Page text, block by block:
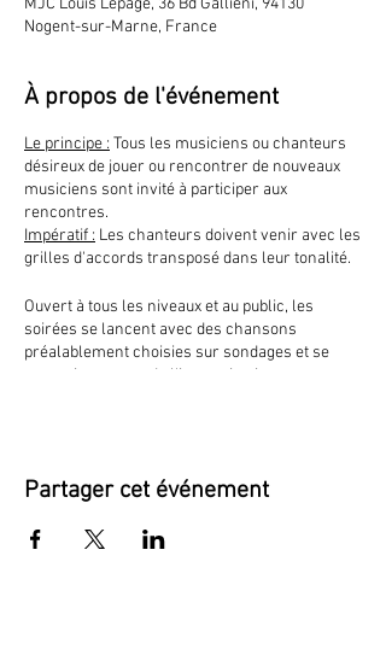
MJC Louis Lepage, 36 Bd Gallieni, 94130
Nogent-sur-Marne, France
À propos de l'événement
Le principe : Tous les musiciens ou chanteurs
désireux de jouer ou rencontrer de nouveaux
musiciens sont invité à participer aux
rencontres.
Impératif : Les chanteurs doivent venir avec les
grilles d'accords transposé dans leur tonalité.
Ouvert à tous les niveaux et au public, les
soirées se lancent avec des chansons
préalablement choisies sur sondages et se
poursuivent avec de l'improvisation sur tous
Partager cet événement